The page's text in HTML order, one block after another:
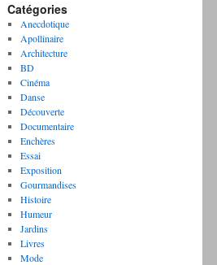
c
h
i
v
e
s
Catégories
Anecdotique
Apollinaire
Architecture
BD
Cinéma
Danse
Découverte
Documentaire
Enchères
Essai
Exposition
Gourmandises
Histoire
Humeur
Jardins
Livres
Mode